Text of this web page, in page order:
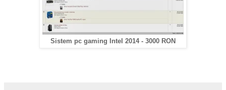
Sistem pc gaming Intel 2014 - 3000 RON